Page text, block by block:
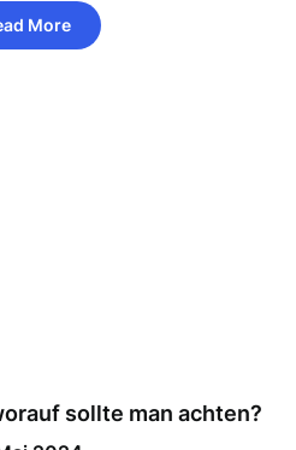
More
sollte man achten?